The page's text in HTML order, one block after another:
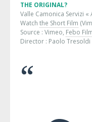
THE ORIGINAL?
Valle Camonica Servizi
Watch the Short Film
Source : Vimeo, Febo
Director : Paolo Tresoldi